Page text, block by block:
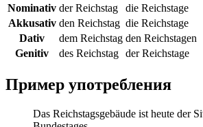
Nominativ der Reichstag
die Reichstage
Akkusativ den Reichstag die Reichstage
Dativ
dem Reichstag den Reichstagen
Genitiv
des Reichstag der Reichstage
Пример употребления
Das Reichstagsgebäude ist heute der